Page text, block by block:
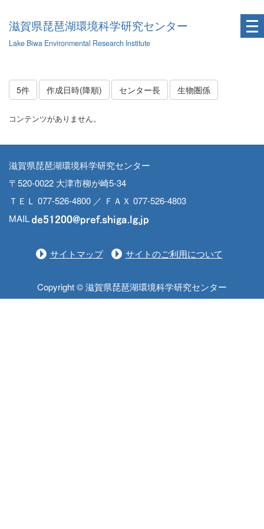
滋賀県琵琶湖環境科学研究センター
Lake Biwa Environmental Research Institute
5件 作成日時(降順) センター長 生物圏係
コンテンツがありません。
滋賀県琵琶湖環境科学研究センター
〒520-0022 大津市柳が崎5-34
ＴＥＬ 077-526-4800 ／ ＦＡＸ 077-526-4803
MAIL
サイトマップ サイトのご利用について
Copyright © 滋賀県琵琶湖環境科学研究センター